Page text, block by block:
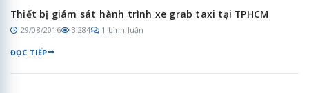
Thiết bị giám sát hành trình xe grab taxi tại TPHCM
29/08/2016 3.284 1 bình luận
ĐỌC TIẾP